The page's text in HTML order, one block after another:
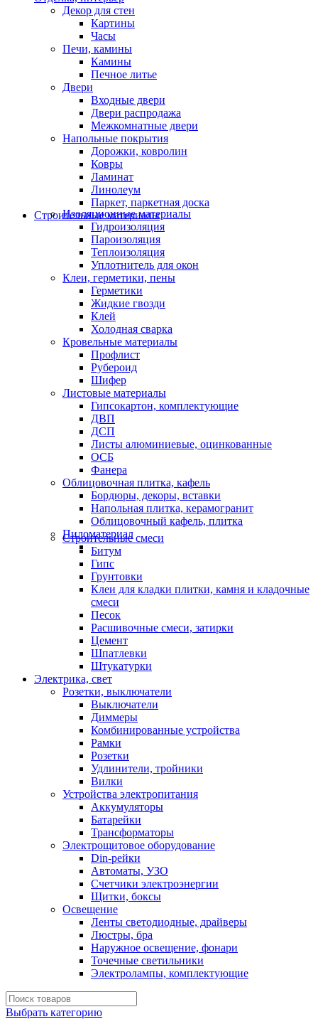
Декор для стен
Картины
Часы
Печи, камины
Камины
Печное литье
Двери
Входные двери
Двери распродажа
Межкомнатные двери
Напольные покрытия
Дорожки, ковролин
Ковры
Ламинат
Линолеум
Паркет, паркетная доска
Строительные материалы
Изоляционные материалы
Гидроизоляция
Пароизоляция
Теплоизоляция
Уплотнитель для окон
Клеи, герметики, пены
Герметики
Жидкие гвозди
Клей
Холодная сварка
Кровельные материалы
Профлист
Рубероид
Шифер
Листовые материалы
Гипсокартон, комплектующие
ДВП
ДСП
Листы алюминиевые, оцинкованные
ОСБ
Фанера
Облицовочная плитка, кафель
Бордюры, декоры, вставки
Напольная плитка, керамогранит
Облицовочный кафель, плитка
Пиломатериал
Строительные смеси
Битум
Гипс
Грунтовки
Клеи для кладки плитки, камня и кладочные
смеси
Песок
Расшивочные смеси, затирки
Цемент
Шпатлевки
Штукатурки
Электрика, свет
Розетки, выключатели
Выключатели
Диммеры
Комбинированные устройства
Рамки
Розетки
Удлинители, тройники
Вилки
Устройства электропитания
Аккумуляторы
Батарейки
Трансформаторы
Электрощитовое оборудование
Din-рейки
Автоматы, УЗО
Счетчики электроэнергии
Щитки, боксы
Освещение
Ленты светодиодные, драйверы
Люстры, бра
Наружное освещение, фонари
Точечные светильники
Электролампы, комплектующие
Выбрать категорию